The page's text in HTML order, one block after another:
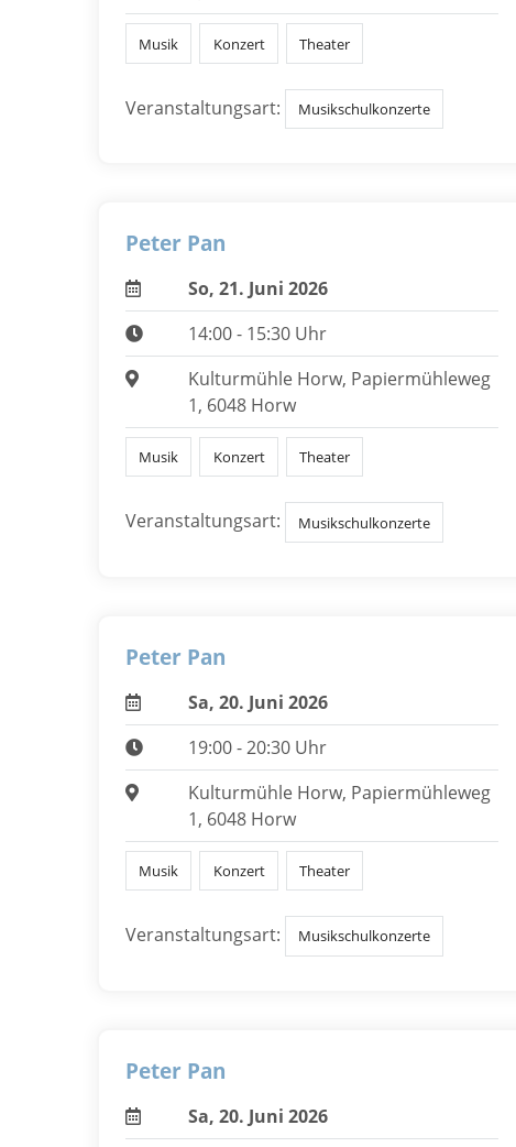
Musik Konzert Theater
Veranstaltungsart: Musikschulkonzerte
Peter Pan
So, 21. Juni 2026
14:00 - 15:30 Uhr
Kulturmühle Horw, Papiermühleweg
1, 6048 Horw
Musik Konzert Theater
Veranstaltungsart: Musikschulkonzerte
Peter Pan
Sa, 20. Juni 2026
19:00 - 20:30 Uhr
Kulturmühle Horw, Papiermühleweg
1, 6048 Horw
Musik Konzert Theater
Veranstaltungsart: Musikschulkonzerte
Peter Pan
Sa, 20. Juni 2026